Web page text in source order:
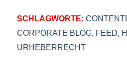
SCHLAGWORTE:
CORPORATE BLOG, FEED,
URHEBERRECHT